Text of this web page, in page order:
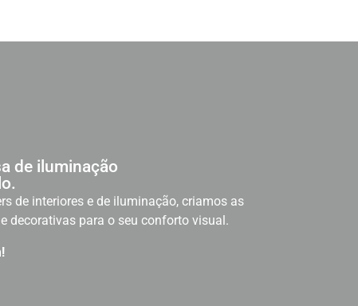
de iluminação
de interiores e de iluminação, criamos as
decorativas para o seu conforto visual.